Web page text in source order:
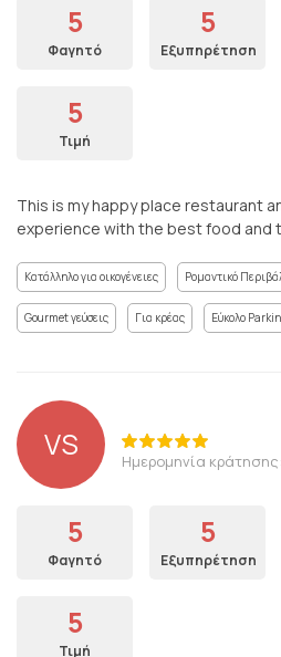
5
Φαγητό
5
Εξυπηρέτηση
5
Τιμή
This is my happy place restaurant
experience with the best food and
Κατάλληλο για οικογένειες Ρομαντικό
Gourmet γεύσεις Για κρέας Εύκολο
VS Ημερομηνία
5
Φαγητό
5
Εξυπηρέτηση
5
Τιμή